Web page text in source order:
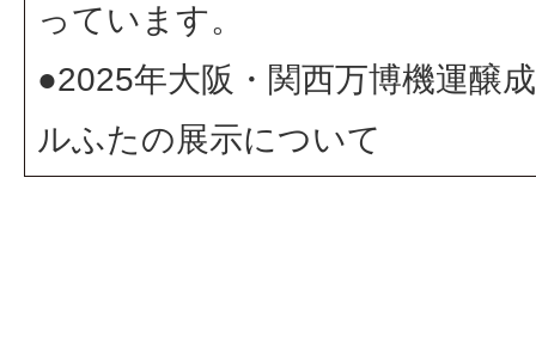
っています。
●2025年大阪・関西万博機運醸
ルふたの展示について